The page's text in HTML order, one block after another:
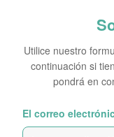
Utilice nuestro
continuación si
pondrá en
El correo